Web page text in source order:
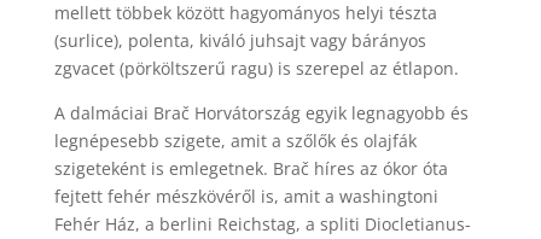
mellett többek között hagyományos helyi tészta
(surlice), polenta, kiváló juhsajt vagy bárányos
zgvacet (pörköltszerű ragu) is szerepel az étlapon.
A dalmáciai Brač Horvátország egyik legnagyobb és
legnépesebb szigete, amit a szőlők és olajfák
szigeteként is emlegetnek. Brač híres az ókor óta
fejtett fehér mészkövéről is, amit a washingtoni
Fehér Ház, a berlini Reichstag, a spliti Diocletianus-